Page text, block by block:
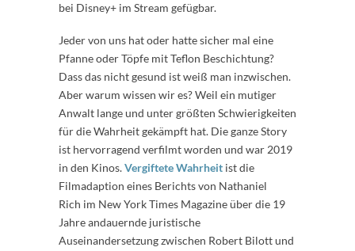
bei Disney+ im Stream gefügbar.
Jeder von uns hat oder hatte sicher mal eine
Pfanne oder Töpfe mit Teflon Beschichtung?
Dass das nicht gesund ist weiß man inzwischen.
Aber warum wissen wir es? Weil ein mutiger
Anwalt lange und unter größten Schwierigkeiten
für die Wahrheit gekämpft hat. Die ganze Story
ist hervorragend verfilmt worden und war 2019
in den Kinos.Vergiftete Wahrheit ist die
Filmadaption eines Berichts von Nathaniel
Rich im New York Times Magazine über die 19
Jahre andauernde juristische
Auseinandersetzung zwischen Robert Bilott und